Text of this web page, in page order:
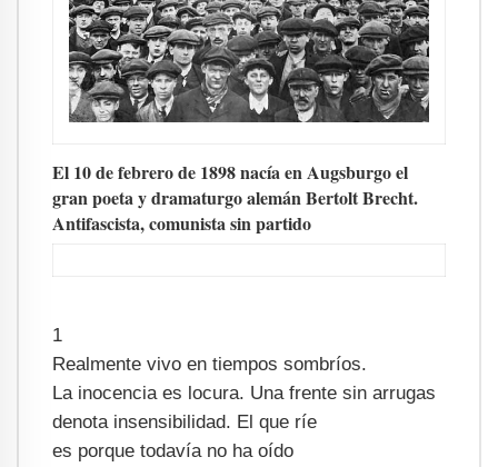
El 10 de febrero de 1898 nacía en Augsburgo el
gran poeta y dramaturgo alemán Bertolt Brecht.
Antifascista, comunista sin partido
1
Realmente vivo en tiempos sombríos.
La inocencia es locura. Una frente sin arrugas
denota insensibilidad. El que ríe
es porque todavía no ha oído